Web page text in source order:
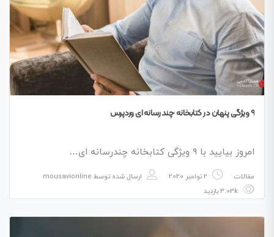
۹ ویژگی پنهان در کتابخانه چند رسانه ای وردپرس
امروز بیایید با ۹ ویژگی کتابخانه چندرسانه ای…
مقالات 2 نوامبر 2020 ارسال شده توسط mousavionline